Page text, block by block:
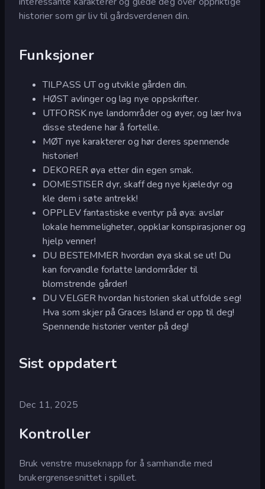
historier som gir liv til gårdsverdenen din.
Funksjoner
TILPASS UT og utvikle gården din.
HØST avlinger og lag nye oppskrifter.
UTFORSK nye landområder og øyer, og lær hva
disse stedene har å fortelle.
MØT nye karakterer og hør deres spennende
historier!
DEKORER øya etter din egen smak.
DOMESTISER dyr, skaff deg nye kjæledyr og
kle dem i søte antrekk!
OPPLEV fantastiske eventyr på øya: avslør
lokale hemmeligheter, oppklar konspirasjoner og
hjelp venner!
DU BESTEMMER hvordan øya skal se ut! Du
kan forvandle forlatte landområder til
blomstrende gårder!
DU VELGER hvordan historien skal utfolde seg!
Hva som skjer på Graces Island er opp til deg!
Spennende historier venter på deg!
Sist oppdatert
Dec 11, 2025
Kontroller
Bruk venstre museknapp for å samhandle med
brukergrensesnittet i spillet.